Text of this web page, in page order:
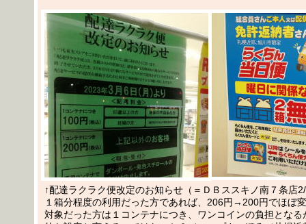
↑配達ラクラク便改定のお知らせ（＝ＤＢススキノ南７条店
１箱分程度の利用だった方であれば、206円→200円でほぼ
対象だった方は１コンテナにつき、ワンコインの負担となる